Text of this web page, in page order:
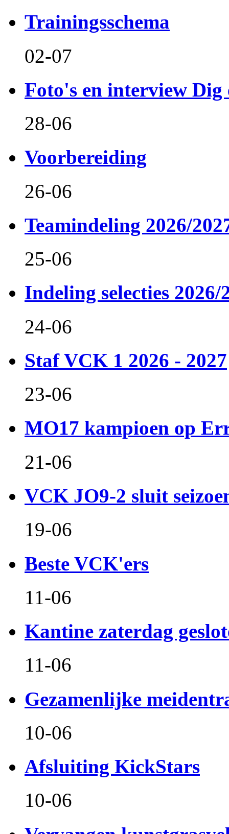
Trainingsschema
02-07
Foto's en interview Dig
28-06
Voorbereiding
26-06
Teamindeling 2026/
25-06
Indeling selecties 2026/
24-06
Staf VCK 1 2026 - 2027
23-06
MO17 kampioen op
21-06
VCK JO9-2 sluit
19-06
Beste VCK'ers
11-06
Kantine zaterdag
11-06
Gezamenlijke
10-06
Afsluiting KickStars
10-06